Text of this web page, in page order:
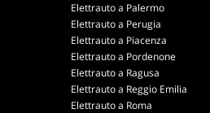
Elettrauto a Palermo
Elettrauto a Perugia
Elettrauto a Piacenza
Elettrauto a Pordenone
Elettrauto a Ragusa
Elettrauto a Reggio Emilia
Elettrauto a Roma